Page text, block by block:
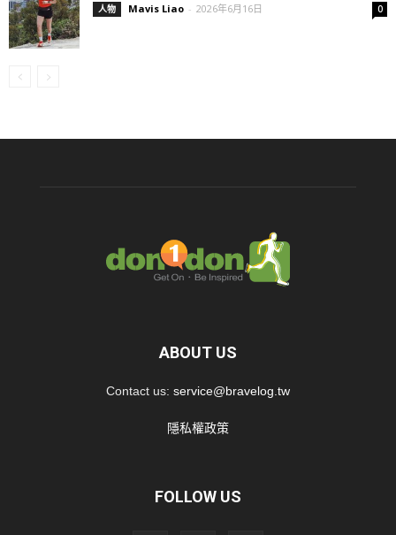
人物 Mavis Liao - 2026年6月16日 0
ABOUT US
Contact us: service@bravelog.tw
隱私權政策
FOLLOW US